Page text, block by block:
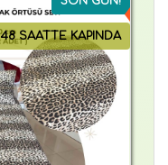
48 SAATTE KAPINDA